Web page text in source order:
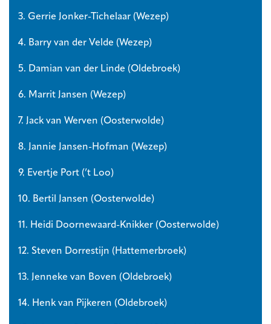
3. Gerrie Jonker-Tichelaar (Wezep)
4. Barry van der Velde (Wezep)
5. Damian van der Linde (Oldebroek)
6. Marrit Jansen (Wezep)
7. Jack van Werven (Oosterwolde)
8. Jannie Jansen-Hofman (Wezep)
9. Evertje Port (’t Loo)
10. Bertil Jansen (Oosterwolde)
11. Heidi Doornewaard-Knikker (Oosterwolde)
12. Steven Dorrestijn (Hattemerbroek)
13. Jenneke van Boven (Oldebroek)
14. Henk van Pijkeren (Oldebroek)